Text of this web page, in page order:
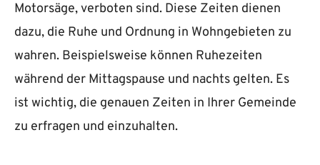
Motorsäge, verboten sind. Diese Zeiten dienen
dazu, die Ruhe und Ordnung in Wohngebieten zu
wahren. Beispielsweise können Ruhezeiten
während der Mittagspause und nachts gelten. Es
ist wichtig, die genauen Zeiten in Ihrer Gemeinde
zu erfragen und einzuhalten.